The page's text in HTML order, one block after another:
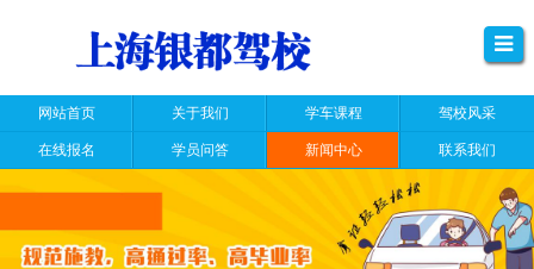
网站首页 关于我们 学车课程 驾校风采
在线报名 学员问答 新闻中心 联系我们